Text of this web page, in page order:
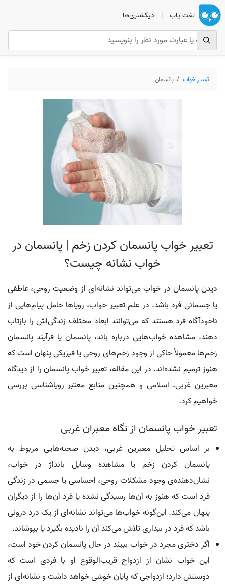
لغت یاب | دیکشنری‌ها
تعبیر خواب پانسمان
تعبیر خواب پانسمان کردن زخم | پانسمان در
خواب نشانه چیست؟
دیدن پانسمان در خواب می‌تواند نشانه‌ای از وضعیت روحی، عاطفی
یا جسمانی فرد باشد. در علم تعبیر خواب، رویاها حامل پیام‌هایی از
ناخودآگاه فرد هستند که می‌توانند ابعاد مختلف زندگی‌اش را بازتاب
دهند. مشاهده خواب‌هایی درباره باند، پانسمان یا فرآیند پانسمان
زخم‌ها معمولاً حاکی از وجود زخم‌های روحی یا فیزیکی پنهان است که
هنوز ترمیم نشده‌اند. در این مقاله، تعبیر خواب پانسمان را از دیدگاه
معبرین غربی، اسلامی و همچنین منابع معتبر رویاشناسی بررسی
خواهیم کرد.
تعبیر خواب پانسمان از نگاه معبران غربی
بر اساس تحلیل معبرین غربی، دیدن صحنه‌هایی مربوط به
پانسمان کردن زخم یا مشاهده وسایل بانداژ در خواب،
نشان‌دهنده‌ی وجود مشکلات روحی، احساسی یا جسمی در زندگی
فرد است که هنوز به آن‌ها رسیدگی نشده یا فرد آن‌ها را از دیگران
پنهان می‌کند. این‌گونه خواب‌ها می‌تواند نشانه‌ای از یک درد درونی
باشد که فرد در بیداری تلاش می‌کند آن را نادیده بگیرد یا بپوشاند.
اگر دختری مجرد در خواب ببیند در حال پانسمان کردن خود است،
این خواب نشان از ازدواج قریب‌الوقوع او با فردی است که
دوستش دارد؛ ازدواجی که پایان خوشی خواهد داشت و نشانه‌ای از